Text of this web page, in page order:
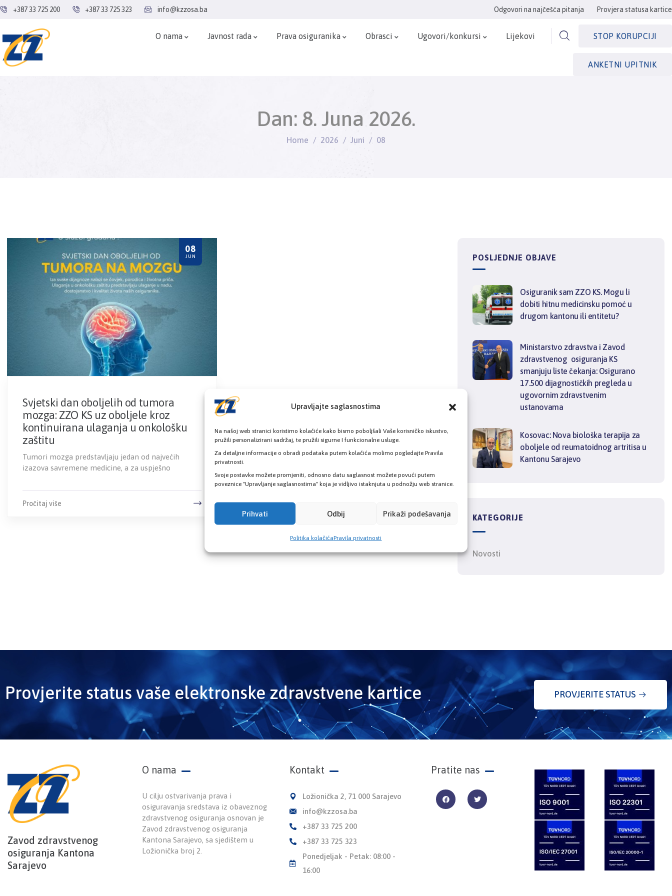
Upravljajte saglasnostima
Na našoj web stranici koristimo kolačiće kako bismo poboljšali Vaše korisničko iskustvo,
pružili personalizirani sadržaj, te pružili sigurne I funkcionalne usluge.
Za detaljne informacije o obradi podataka putem kolačića molimo pogledajte Pravila
privatnosti.
Svoje postavke možete promjeniti, odnosno datu saglasnost možete povući putem
poveznice "Upravljanje saglasnostima" koja je vidljivo istaknjuta u podnožju web stranice.
Prihvati Odbij Prikaži podešavanja
Politika kolačićaPravila privatnosti
+387 33 725 200 +387 33 725 323 info@kzzosa.ba Odgovori na najčešća pitanja Provjera statusa kartice
O nama Javnost rada Prava osiguranika Obrasci Ugovori/konkursi Lijekovi STOP KORUPCIJI
ANKETNI UPITNIK
Dan: 8. Juna 2026.
Home 2026 Juni 08
08
JUN
Svjetski dan oboljelih od tumora
mozga: ZZO KS uz oboljele kroz
kontinuirana ulaganja u onkološku
zaštitu
Tumori mozga predstavljaju jedan od najvećih
izazova savremene medicine, a za uspješno
Pročitaj više
POSLJEDNJE OBJAVE
Osiguranik sam ZZO KS. Mogu li
dobiti hitnu medicinsku pomoć u
drugom kantonu ili entitetu?
Ministarstvo zdravstva i Zavod
zdravstvenog osiguranja KS
smanjuju liste čekanja: Osigurano
17.500 dijagnostičkih pregleda u
ugovornim zdravstvenim
ustanovama
Kosovac: Nova biološka terapija za
oboljele od reumatoidnog artritisa u
Kantonu Sarajevo
KATEGORIJE
Novosti
Provjerite status vaše elektronske zdravstvene kartice PROVJERITE STATUS
Zavod zdravstvenog
osiguranja Kantona
Sarajevo
O nama
U cilju ostvarivanja prava i
osiguravanja sredstava iz obaveznog
zdravstvenog osiguranja osnovan je
Zavod zdravstvenog osiguranja
Kantona Sarajevo, sa sjedištem u
Ložionička broj 2.
Kontakt
Ložionička 2, 71 000 Sarajevo
info@kzzosa.ba
+387 33 725 200
+387 33 725 323
Ponedjeljak - Petak: 08:00 -
16:00
Pratite nas